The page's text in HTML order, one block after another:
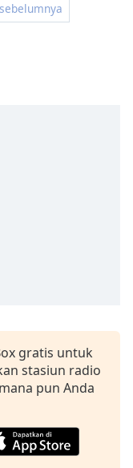
gratis untuk
stasiun radio
pun Anda